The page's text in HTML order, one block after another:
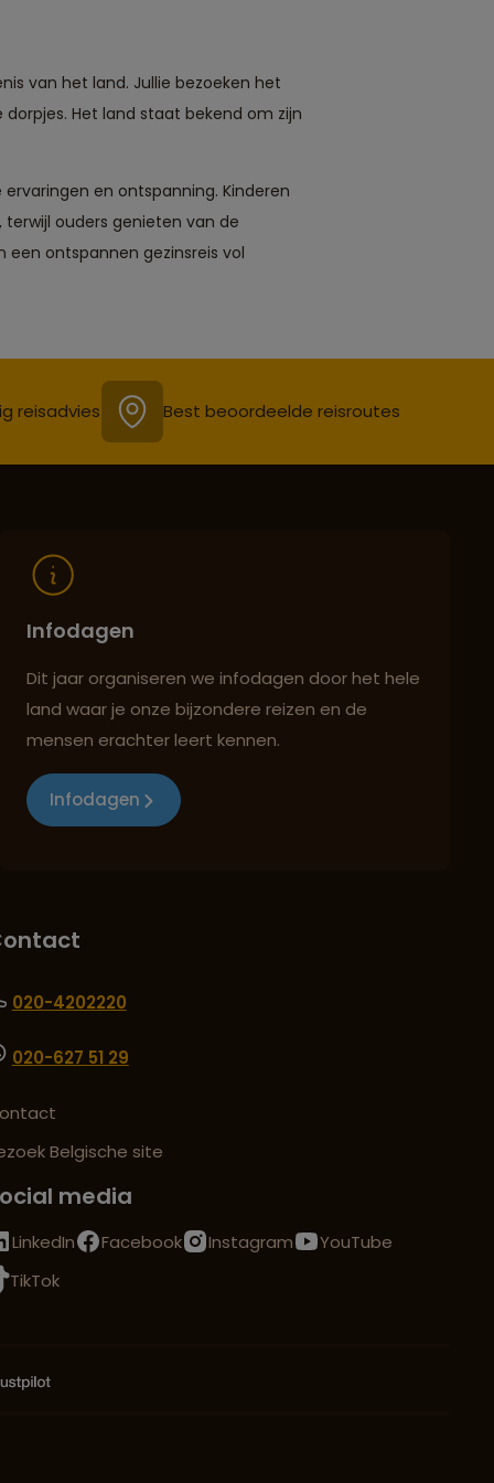
Het
van het land. Jullie bezoeken het
Het land staat bekend om zijn
en ontspanning. Kinderen
ouders genieten van de
een ontspannen gezinsreis vol
reisadvies Best beoordeelde reisroutes
Infodagen
Dit jaar organiseren we infodagen door het hele
land waar je onze bijzondere reizen en de
mensen erachter leert kennen.
Infodagen
020-4202220
020-627 51 29
Belgische site
media
LinkedIn Facebook Instagram
YouTube
TikTok